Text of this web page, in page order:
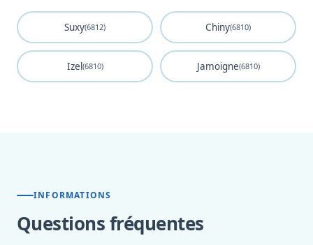
Suxy(6812) Chiny(6810)
Izel(6810) Jamoigne(6810)
INFORMATIONS
Questions fréquentes